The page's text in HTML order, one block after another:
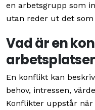
en arbetsgrupp som
utan reder ut det som
Vad är en
En konflikt kan
behov, intressen,
Konflikter uppstår